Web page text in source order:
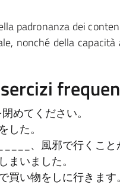
padronanza dei
nonché della
めてください。
た。
、風邪で行くこと
いました。
い物をしに行きます。